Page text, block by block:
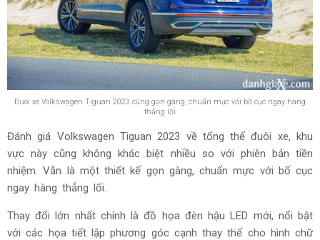
Đuôi xe Volkswagen Tiguan 2023 cũng gọn gàng, chuẩn mực với bố cục ngay hàng
thẳng lối
Đánh giá Volkswagen Tiguan 2023 về tổng thể đuôi xe, khu
vực này cũng không khác biệt nhiều so với phiên bản tiền
nhiệm. Vẫn là một thiết kế gọn gàng, chuẩn mực với bố cục
ngay hàng thẳng lối.
Thay đổi lớn nhất chính là đồ họa đèn hậu LED mới, nổi bật
với các họa tiết lập phương góc cạnh thay thế cho hình chữ